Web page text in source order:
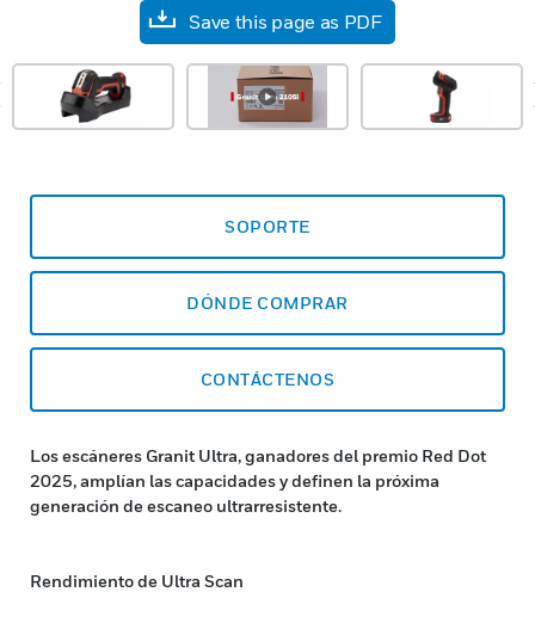
Save this page as PDF
SOPORTE
DÓNDE COMPRAR
CONTÁCTENOS
Los escáneres Granit Ultra, ganadores del premio Red Dot
2025, amplían las capacidades y definen la próxima
generación de escaneo ultrarresistente.
Rendimiento de Ultra Scan